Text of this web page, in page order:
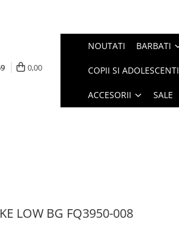
0,00
NOUTATI BARBATI
COPII SI ADOLESCENTI
ACCESORII SALE
LOW BG FQ3950-008